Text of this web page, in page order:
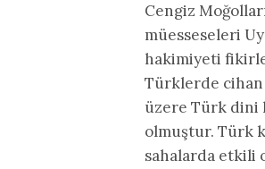
Cengiz
müesseseleri
hakimiyeti
Türklerde
üzere Türk dini
olmuştur. Türk
sahalarda etkili